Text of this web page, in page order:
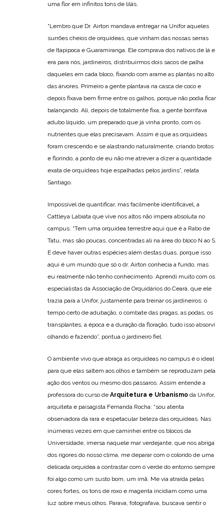
uma flor em infinitos tons de lilás.
“Lembro que Dr. Airton mandava entregar na Unifor aqueles
surrões cheios de orquídeas, que vinham das nossas serras
de Itapipoca e Guaramiranga. Ele comprava dos nativos de lá e
era para nós, jardineiros, distribuirmos dois sacos de palha
daqueles em cada bloco, fixando com arame as plantas no alto
das árvores. Primeiro a gente plantava na casca de coco e
depois fixava bem firme entre os galhos, porque não podia ficar
balançando. Ali, depois de totalmente fixa, a gente borrifava
adubo líquido, um preparado que já vinha pronto, com os
nutrientes que elas precisavam. Assim é que as orquídeas
foram crescendo e se alastrando naturalmente, criando brotos
e florindo, a ponto de eu não me atrever a dizer a quantidade
exata de orquídeas hoje espalhadas pelos jardins”, relata
Santiago.
Impossível de quantificar, mas facilmente identificável, a
Cattleya Labiata que vive nos altos não impera absoluta no
campus. “Tem uma orquídea terrestre aqui que é a Rabo de
Tatu, mas são poucas, concentradas ali na área do bloco N ao S.
E deve haver outras espécies além destas duas, porque isso
aqui é um mundo que só o dr. Airton conhecia a fundo, mas
eu realmente não tenho conhecimento. Aprendi muito com os
especialistas da Associação de Orquidários do Ceará, que ele
trazia para a Unifor, justamente para treinar os jardineiros: o
tempo certo de adubação, o combate das pragas, as podas, os
transplantes, a época e a duração da floração, tudo isso absorvi
olhando e fazendo”, pontua o jardineiro fiel.
O ambiente vivo que abraça as orquídeas no campus é o ideal
para que elas saltem aos olhos e também se reproduzam pela
ação dos ventos ou mesmo dos pássaros. Assim entende a
professora do curso de Arquitetura e Urbanismo da Unifor,
arquiteta e paisagista Fernanda Rocha: “sou atenta
observadora da rara e espetacular beleza das orquídeas. Nas
inúmeras vezes em que caminhei entre os blocos da
Universidade, imersa naquele mar verdejante, que nos abriga
dos rigores do nosso clima, me deparar com o colorido de uma
delicada orquídea a contrastar com o verde do entorno sempre
foi algo como um susto bom, um imã. Me via atraída pelas
cores fortes, os tons de roxo e magenta incidiam como uma
luz sobre meus olhos. Parava, fotografava, buscava sentir o